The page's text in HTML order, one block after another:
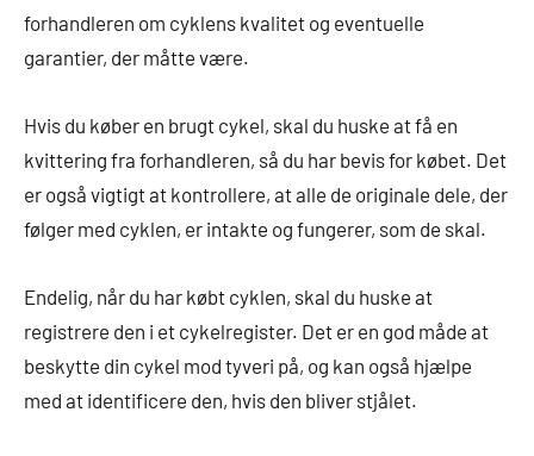
forhandleren om cyklens kvalitet og eventuelle
garantier, der måtte være.
Hvis du køber en brugt cykel, skal du huske at få en
kvittering fra forhandleren, så du har bevis for købet. Det
er også vigtigt at kontrollere, at alle de originale dele, der
følger med cyklen, er intakte og fungerer, som de skal.
Endelig, når du har købt cyklen, skal du huske at
registrere den i et cykelregister. Det er en god måde at
beskytte din cykel mod tyveri på, og kan også hjælpe
med at identificere den, hvis den bliver stjålet.